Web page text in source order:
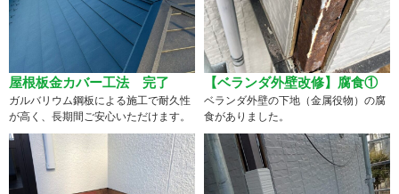
屋根板金カバー工法 完了
ガルバリウム鋼板による施工で耐久性
が高く、長期間ご安心いただけます。
【ベランダ外壁改修】腐食①
ベランダ外壁の下地（金属役物）の腐
食がありました。